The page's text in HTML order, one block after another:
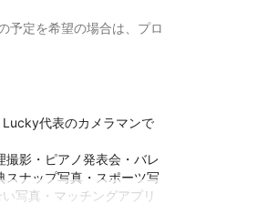
予定を希望の場合は、プロ
代表のカメラマンで
影・ピアノ発表会・バレ
ナップ写真・スポーツ写
写真・マッチングアプリ